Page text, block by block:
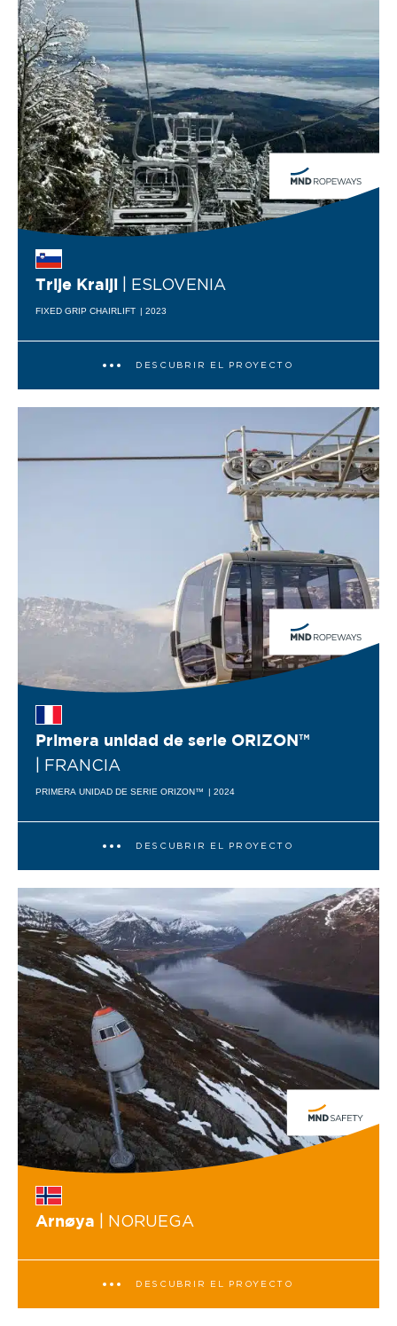
Trije Kralji | ESLOVENIA
FIXED GRIP CHAIRLIFT | 2023
DESCUBRIR EL PROYECTO
Primera unidad de serie ORIZON™
| FRANCIA
PRIMERA UNIDAD DE SERIE ORIZON™ | 2024
DESCUBRIR EL PROYECTO
Arnøya | NORUEGA
DESCUBRIR EL PROYECTO